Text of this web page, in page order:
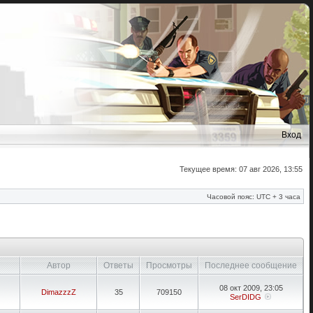
Вход
Текущее время: 07 авг 2026, 13:55
Часовой пояс: UTC + 3 часа
Автор Ответы Просмотры Последнее сообщение
DimazzzZ 35 709150
08 окт 2009, 23:05
SerDIDG